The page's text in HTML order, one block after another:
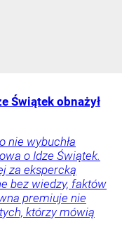
Świątek obnażył
nie wybuchła
o Idze Świątek.
za ekspercką
bez wiedzy, faktów
premiuje nie
którzy mówią